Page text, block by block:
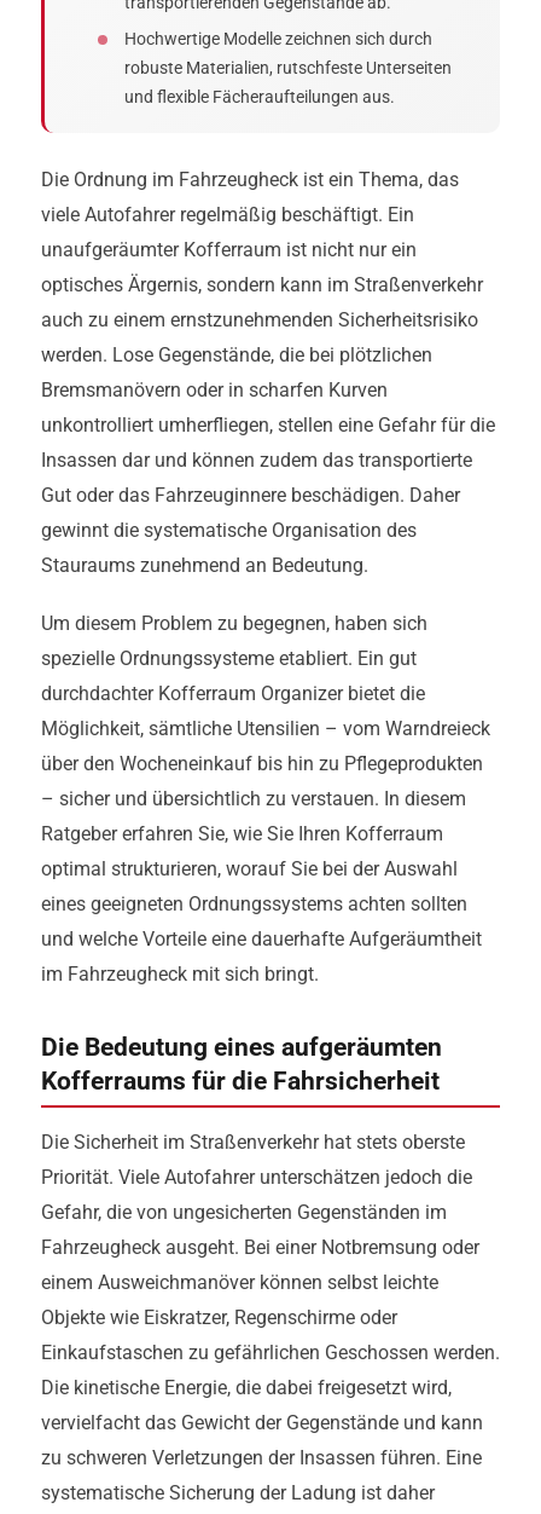
Hochwertige Modelle zeichnen sich durch
robuste Materialien, rutschfeste Unterseiten
und flexible Fächeraufteilungen aus.
Die Ordnung im Fahrzeugheck ist ein Thema, das
viele Autofahrer regelmäßig beschäftigt. Ein
unaufgeräumter Kofferraum ist nicht nur ein
optisches Ärgernis, sondern kann im Straßenverkehr
auch zu einem ernstzunehmenden Sicherheitsrisiko
werden. Lose Gegenstände, die bei plötzlichen
Bremsmanövern oder in scharfen Kurven
unkontrolliert umherfliegen, stellen eine Gefahr für die
Insassen dar und können zudem das transportierte
Gut oder das Fahrzeuginnere beschädigen. Daher
gewinnt die systematische Organisation des
Stauraums zunehmend an Bedeutung.
Um diesem Problem zu begegnen, haben sich
spezielle Ordnungssysteme etabliert. Ein gut
durchdachter Kofferraum Organizer bietet die
Möglichkeit, sämtliche Utensilien – vom Warndreieck
über den Wocheneinkauf bis hin zu Pflegeprodukten
– sicher und übersichtlich zu verstauen. In diesem
Ratgeber erfahren Sie, wie Sie Ihren Kofferraum
optimal strukturieren, worauf Sie bei der Auswahl
eines geeigneten Ordnungssystems achten sollten
und welche Vorteile eine dauerhafte Aufgeräumtheit
im Fahrzeugheck mit sich bringt.
Die Bedeutung eines aufgeräumten
Kofferraums für die Fahrsicherheit
Die Sicherheit im Straßenverkehr hat stets oberste
Priorität. Viele Autofahrer unterschätzen jedoch die
Gefahr, die von ungesicherten Gegenständen im
Fahrzeugheck ausgeht. Bei einer Notbremsung oder
einem Ausweichmanöver können selbst leichte
Objekte wie Eiskratzer, Regenschirme oder
Einkaufstaschen zu gefährlichen Geschossen werden.
Die kinetische Energie, die dabei freigesetzt wird,
vervielfacht das Gewicht der Gegenstände und kann
zu schweren Verletzungen der Insassen führen. Eine
systematische Sicherung der Ladung ist daher